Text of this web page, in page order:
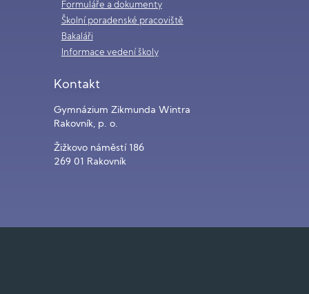
Formuláře a dokumenty
Školní poradenské pracoviště
Bakaláři
Informace vedení školy
Kontakt
Gymnázium Zikmunda Wintra
Rakovník, p. o.
Žižkovo náměstí 186
269 01 Rakovník